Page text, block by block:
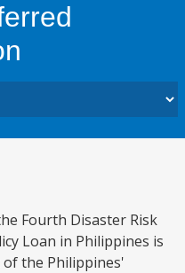
Fourth Disaster Risk
Loan in Philippines is
the Philippines'